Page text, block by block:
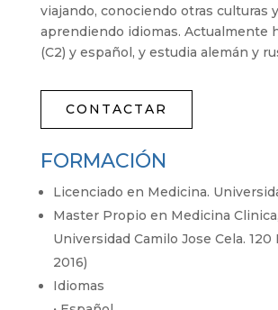
viajando, conociendo otras culturas y
aprendiendo idiomas. Actualmente
(C2) y español, y estudia alemán y
CONTACTAR
FORMACIÓN
Licenciado en Medicina.
Master Propio en Medicina
Universidad Camilo Jose Cela. 120
2016)
Idiomas